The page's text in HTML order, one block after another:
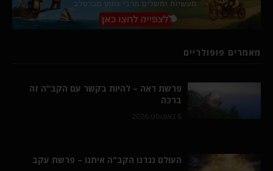
מאמרים פופולריים
פרשת ראה – להיות בקשר עם הקב"ה זה
ברכה
העולם נגדנו הקב"ה איתנו – פרשת עקב